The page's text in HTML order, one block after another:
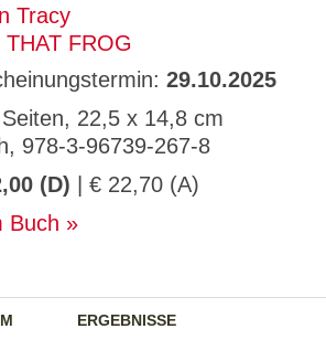
Tracy
THAT FROG
29.10.2025
22,5 x 14,8 cm
978-3-96739-267-8
(D) | € 22,70 (A)
Buch
ERGEBNISSE